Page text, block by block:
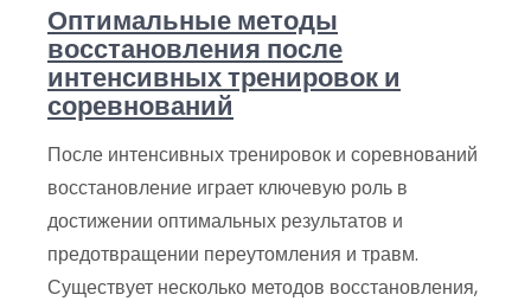
Оптимальные методы
восстановления после
интенсивных тренировок и
соревнований
После интенсивных тренировок и соревнований
восстановление играет ключевую роль в
достижении оптимальных результатов и
предотвращении переутомления и травм.
Существует несколько методов восстановления,